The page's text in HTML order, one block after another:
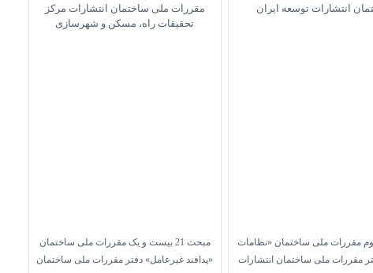
2 دوم مقررات ملی ساختمان «نظامات
مقررات ملی ساختمان انتشارات
مبحث 21 بیست و یک مقررات ملی ساختمان
«پدافند غیرعامل» دفتر مقررات ملی ساختمان